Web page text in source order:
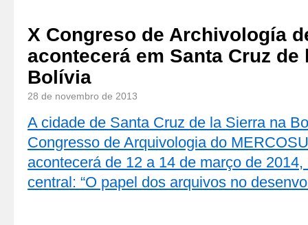
X Congreso de Archivología
acontecerá em Santa Cruz de
Bolívia
28 de novembro de 2013
A cidade de Santa Cruz de la Sierra na
Congresso de Arquivologia do
acontecerá de 12 a 14 de março de
central: “O papel dos arquivos no